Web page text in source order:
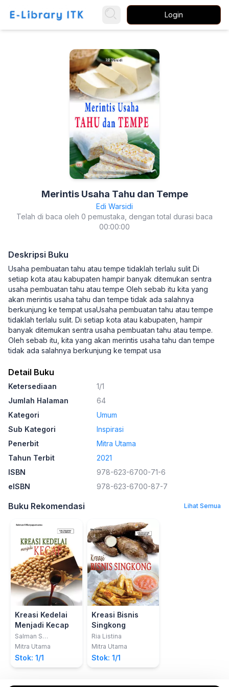
Login
Merintis Usaha Tahu dan Tempe
Edi Warsidi
Telah di baca oleh 0 pemustaka, dengan total durasi baca
00:00:00
Deskripsi Buku
Usaha pembuatan tahu atau tempe tidaklah terlalu sulit Di
setiap kota atau kabupaten hampir banyak ditemukan sentra
usaha pembuatan tahu atau tempe Oleh sebab itu kita yang
akan merintis usaha tahu dan tempe tidak ada salahnya
berkunjung ke tempat usaUsaha pembuatan tahu atau tempe
tidaklah terlalu sulit. Di setiap kota atau kabupaten, hampir
banyak ditemukan sentra usaha pembuatan tahu atau tempe.
Oleh sebab itu, kita yang akan merintis usaha tahu dan tempe
tidak ada salahnya berkunjung ke tempat usa
Detail Buku
Ketersediaan
1/1
Jumlah Halaman
64
Kategori
Umum
Sub Kategori
Inspirasi
Penerbit
Mitra Utama
Tahun Terbit
2021
ISBN
978-623-6700-71-6
eISBN
978-623-6700-87-7
Buku Rekomendasi Lihat Semua
Kreasi Kedelai
Menjadi Kecap
Salman S
Karyapurnama
Mitra Utama
Stok: 1/1
Kreasi Bisnis
Singkong
Ria Listina
Mitra Utama
Stok: 1/1